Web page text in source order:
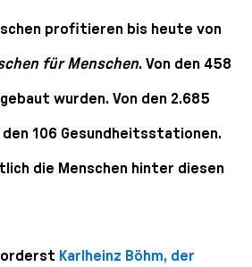
profitieren bis heute von
für Menschen. Von den 458
wurden. Von den 2.685
106 Gesundheitsstationen.
die Menschen hinter diesen
Karlheinz Böhm, der